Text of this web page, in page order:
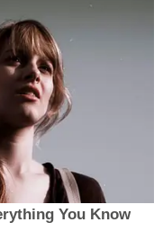
You Know